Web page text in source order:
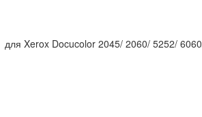
Xerox Docucolor 2045/ 2060/ 5252/